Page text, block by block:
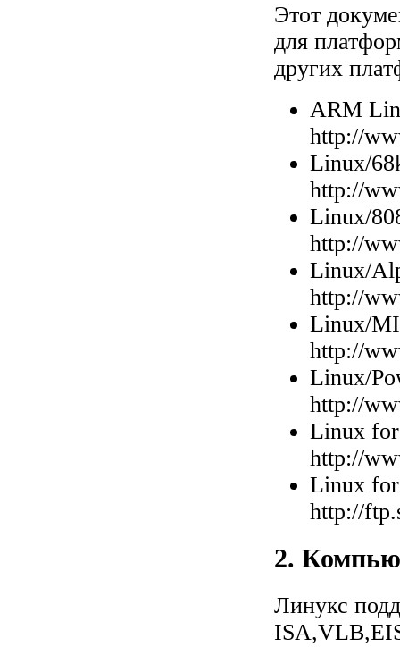
Этот
для
других
ARM
http://
Linux/
http://
Linux/
http://
Linux/
http://
Linux/
http://
Linux/
http://
Linux
http://
Linux
http://
2.
Линукс